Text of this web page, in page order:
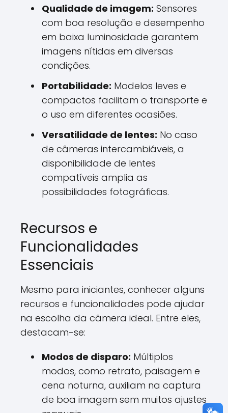
Qualidade de imagem: Sensores
com boa resolução e desempenho
em baixa luminosidade garantem
imagens nítidas em diversas
condições.
Portabilidade: Modelos leves e
compactos facilitam o transporte e
o uso em diferentes ocasiões.
Versatilidade de lentes: No caso
de câmeras intercambiáveis, a
disponibilidade de lentes
compatíveis amplia as
possibilidades fotográficas.
Recursos e
Funcionalidades
Essenciais
Mesmo para iniciantes, conhecer alguns
recursos e funcionalidades pode ajudar
na escolha da câmera ideal. Entre eles,
destacam-se:
Modos de disparo: Múltiplos
modos, como retrato, paisagem e
cena noturna, auxiliam na captura
de boa imagem sem muitos ajustes